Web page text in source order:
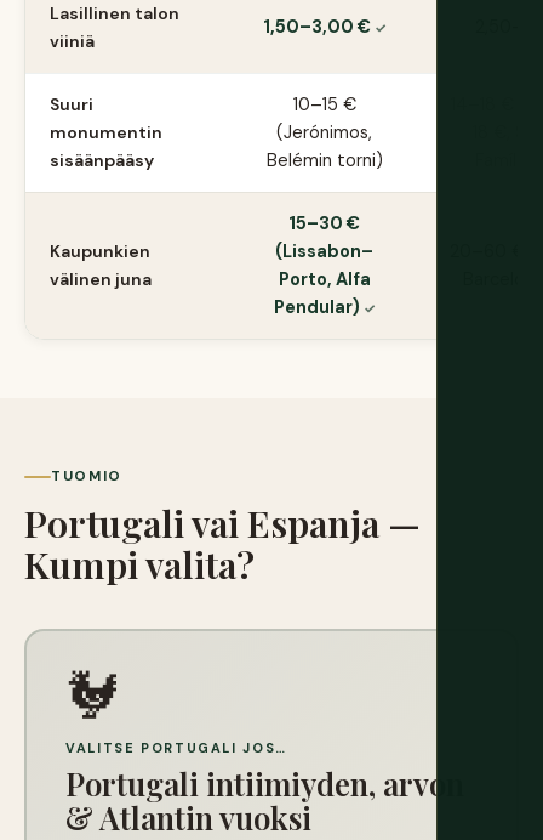
Lasillinen talon
viiniä
1,50–3,00 €
Suuri
monumentin
sisäänpääsy
10–15 €
(Jerónimos,
Belémin torni)
Kaupunkien
välinen juna
15–30 €
(Lissabon–
Porto, Alfa
Pendular)
TUOMIO
Portugali vai Espanja —
Kumpi valita?
🐓
VALITSE PORTUGALI JOS…
Portugali intiimiyden, arvon
& Atlantin vuoksi